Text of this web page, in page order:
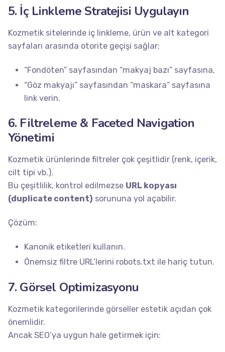
5. İç Linkleme Stratejisi Uygulayın
Kozmetik sitelerinde iç linkleme, ürün ve alt kategori
sayfaları arasında otorite geçişi sağlar:
“Fondöten” sayfasından “makyaj bazı” sayfasına,
“Göz makyajı” sayfasından “maskara” sayfasına
link verin.
6. Filtreleme & Faceted Navigation
Yönetimi
Kozmetik ürünlerinde filtreler çok çeşitlidir (renk, içerik,
cilt tipi vb.).
Bu çeşitlilik, kontrol edilmezse URL kopyası
(duplicate content) sorununa yol açabilir.
Çözüm:
Kanonik etiketleri kullanın.
Önemsiz filtre URL’lerini robots.txt ile hariç tutun.
7. Görsel Optimizasyonu
Kozmetik kategorilerinde görseller estetik açıdan çok
önemlidir.
Ancak SEO’ya uygun hale getirmek için: